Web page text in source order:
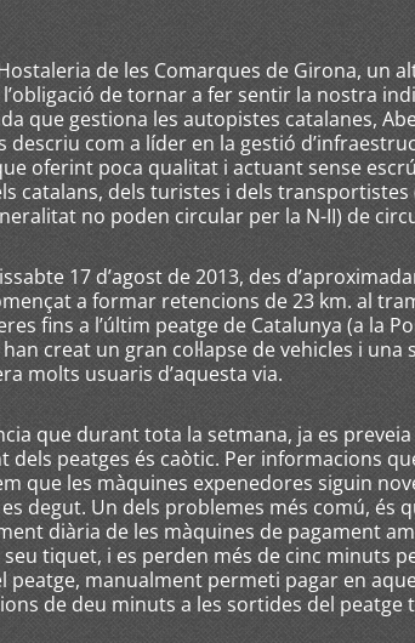
de les Comarques de Girona, un
de tornar a fer sentir la nostra
que gestiona les autopistes catalanes,
descriu com a líder en la gestió
oferint poca qualitat i actuant sense
catalans, dels turistes i dels transportistes
no poden circular per la N-II) de
17 d’agost de 2013, des
a formar retencions de 23 km. al
fins a l’últim peatge de Catalunya (a la
creat un gran col·lapse de vehicles i una
molts usuaris d’aquesta via.
que durant tota la setmana, ja es
dels peatges és caòtic. Per informacions
que les màquines expenedores siguin
degut. Un dels problemes més comú, és
diària de les màquines de pagament
tiquet, i es perden més de cinc minuts
peatge, manualment permeti pagar en
de deu minuts a les sortides del peatge